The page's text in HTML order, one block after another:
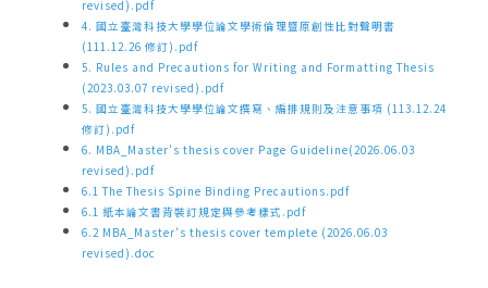
revised).pdf
4. 國立臺灣科技大學學位論文學術倫理暨原創性比對聲明書
(111.12.26 修訂).pdf
5. Rules and Precautions for Writing and Formatting Thesis
(2023.03.07 revised).pdf
5. 國立臺灣科技大學學位論文撰寫、編排規則及注意事項 (113.12.24
修訂).pdf
6. MBA_Master's thesis cover Page Guideline(2026.06.03
revised).pdf
6.1 The Thesis Spine Binding Precautions.pdf
6.1 紙本論文書背裝訂規定與參考樣式.pdf
6.2 MBA_Master's thesis cover templete (2026.06.03
revised).doc